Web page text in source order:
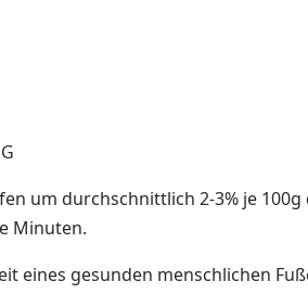
um durchschnittlich 2-3% je
Minuten.
eines gesunden menschlichen